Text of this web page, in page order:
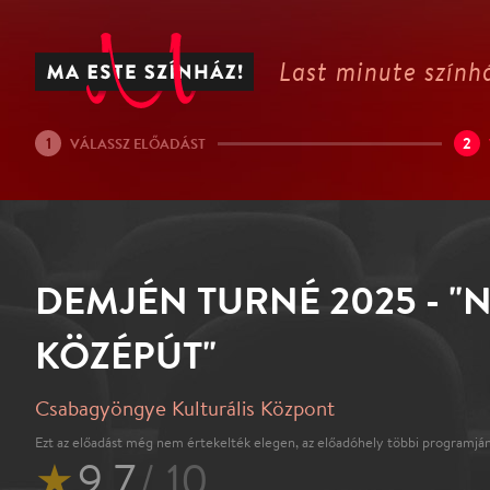
Last minute
1 VÁLASSZ ELŐADÁST 2
DEMJÉN TURNÉ 2025 -
KÖZÉPÚT"
Csabagyöngye Kulturális Központ
Ezt az előadást még nem értekelték elegen, az előadóhely többi
★9.7/ 10